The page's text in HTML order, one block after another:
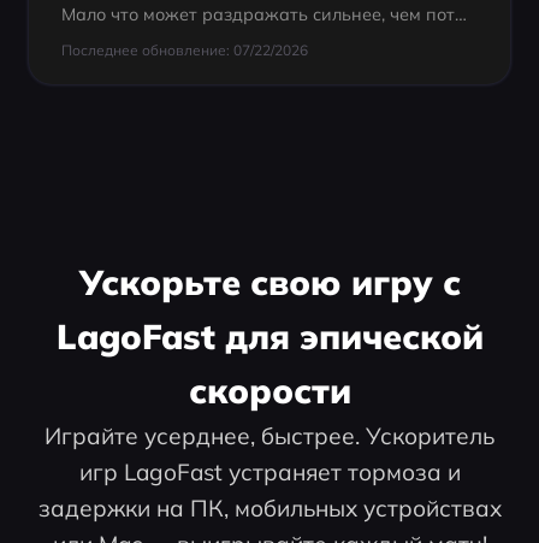
Мало что может раздражать сильнее, чем потратить часы на улучшение «Галки», поиски зарытых сокровищ и грабеж испанских галеонов, а затем запустить Assassin’s Creed Black Flag Resynced и увидеть пугающее сообщение: "Не удалось синхронизировать облачные...
Последнее обновление: 07/22/2026
Ускорьте свою игру с
LagoFast для эпической
скорости
Играйте усерднее, быстрее. Ускоритель
игр LagoFast устраняет тормоза и
задержки на ПК, мобильных устройствах